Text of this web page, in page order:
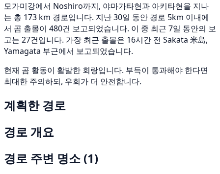
모가미강에서 Noshiro까지, 야마가타현과 아키타현을 지나
는 총 173 km 경로입니다. 지난 30일 동안 경로 5km 이내에
서 곰 출몰이 480건 보고되었습니다. 이 중 최근 7일 동안의 보
고는 27건입니다. 가장 최근 출몰은 16시간 전 Sakata 米島,
Yamagata 부근에서 보고되었습니다.
현재 곰 활동이 활발한 회랑입니다. 부득이 통과해야 한다면
최대한 주의하되, 우회가 더 안전합니다.
계획한 경로
경로 개요
경로 주변 명소 (1)